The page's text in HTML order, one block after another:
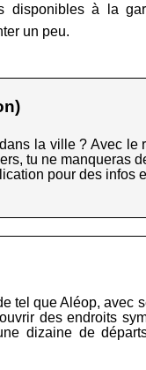
disponibles à la
un peu.
la ville ? Avec
tu ne manqueras
pour des infos
tel que Aléop, avec
des endroits
dizaine de